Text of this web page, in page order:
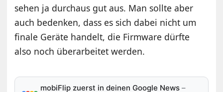
sehen ja durchaus gut aus. Man sollte aber
auch bedenken, dass es sich dabei nicht um
finale Geräte handelt, die Firmware dürfte
also noch überarbeitet werden.
mobiFlip zuerst in deinen Google News –